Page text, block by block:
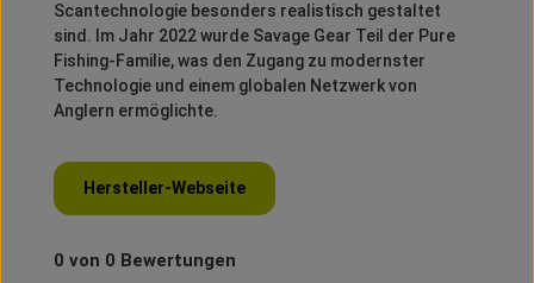
Scantechnologie besonders realistisch gestaltet
sind.
Im Jahr 2022 wurde Savage Gear Teil der Pure
Fishing-Familie, was den Zugang zu modernster
Technologie und einem globalen Netzwerk von
Anglern ermöglichte.
Hersteller-Webseite
0 von 0 Bewertungen